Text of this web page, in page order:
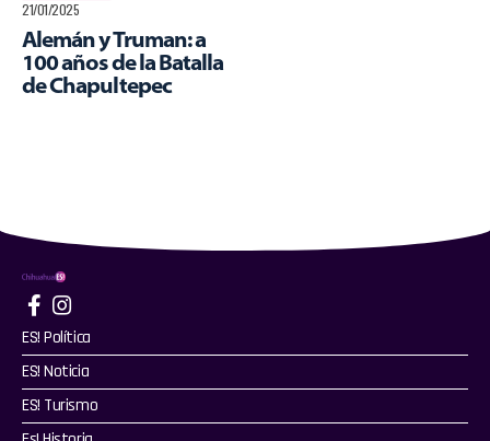
21/01/2025
Alemán y Truman: a
100 años de la Batalla
de Chapultepec
ES! Política
ES! Noticia
ES! Turismo